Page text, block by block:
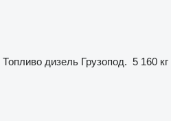
Топливо дизель Грузопод. 5 160 кг